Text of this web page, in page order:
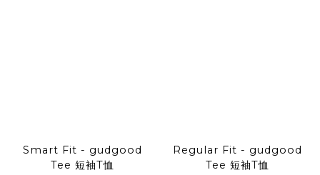
Smart Fit - gudgood
Tee 短袖T恤
Regular Fit - gudgood
Tee 短袖T恤